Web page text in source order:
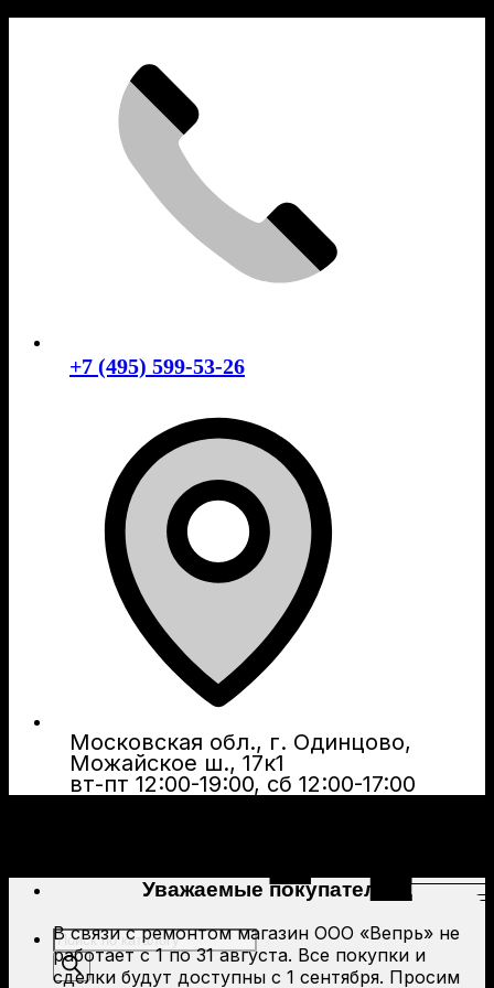
+7 (495) 599-53-26
Московская обл., г. Одинцово,
Можайское ш., 17к1
вт-пт 12:00-19:00, сб 12:00-17:00
Поиск
товаров
Уважаемые покупатели!
В связи с ремонтом магазин ООО «Вепрь» не
работает с 1 по 31 августа. Все покупки и
сделки будут доступны с 1 сентября. Просим